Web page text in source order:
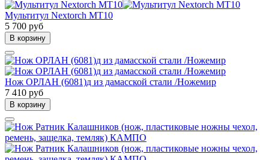
Мультитул Nextorch MT10
5 700 руб
В корзину
Нож ОРЛАН (6081)д из дамасской стали /Ножемир
7 410 руб
В корзину